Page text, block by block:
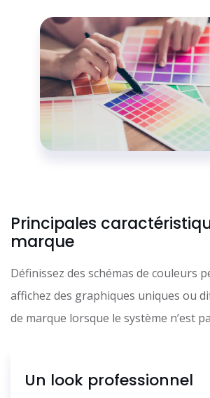
Principales
marque
Définissez des schémas de couleurs
affichez des graphiques uniques ou
de marque lorsque le système n’est
Un look professionnel